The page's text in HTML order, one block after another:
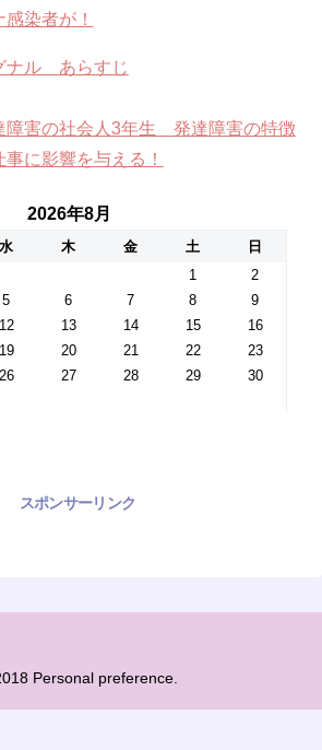
感染者が！
ナル あらすじ
障害の社会人3年生 発達障害の特徴
事に影響を与える！
2026年8月
水 木 金 土
日
1
2
5 6 7 8
9
12 13 14 15
16
19 20 21 22
23
26 27 28 29
30
スポンサーリンク
Personal preference.